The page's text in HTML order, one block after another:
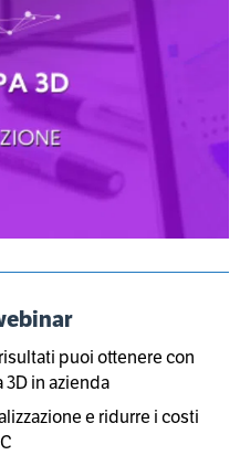
puoi ottenere con
in azienda
e ridurre i costi